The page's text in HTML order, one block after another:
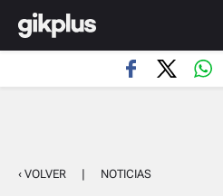
‹ VOLVER | NOTICIAS